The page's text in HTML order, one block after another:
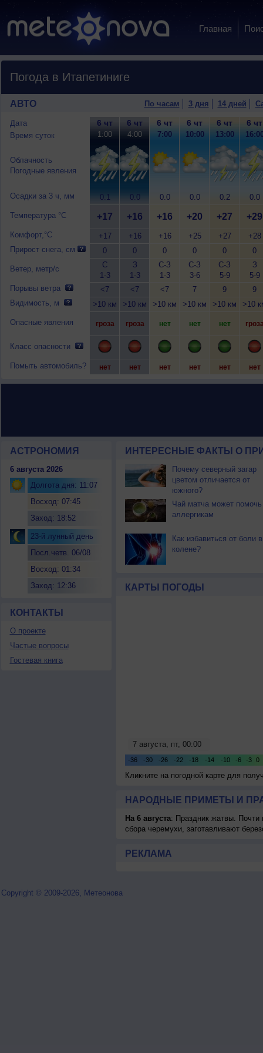
Главная
Погода в Итапетиниге
АВТО По часам 3 дня 14 дней
Дата
Время суток
Облачность
Погодные явления
Осадки за 3 ч, мм
Температура °C
Комфорт,°C
Прирост снега, см
Ветер, метр/с
Порывы ветра
Видимость, м
Опасные явления
Класс опасности
Помыть автомобиль?
6 чт
1:00
0.1
+17
+17
0
С
1-3
<7
>10 км
гроза
нет
6 чт
4:00
0.0
+16
+16
0
З
1-3
<7
>10 км
гроза
нет
6 чт
7:00
0.0
+16
+16
0
С-З
1-3
<7
>10 км
нет
нет
6 чт
10:00
0.0
+20
+25
0
С-З
3-6
7
>10 км
нет
нет
6 чт
13:00
0.2
+27
+27
0
С-З
5-9
9
>10 км
нет
нет
6 чт
0.0
+29
+28
0
З
5-9
9
>10
нет
АСТРОНОМИЯ
6 августа 2026
Долгота дня: 11:07
Восход: 07:45
Заход: 18:52
23-й лунный день
Посл.четв. 06/08
Восход: 01:34
Заход: 12:36
КОНТАКТЫ
О проекте
Частые вопросы
Гостевая книга
ИНТЕРЕСНЫЕ ФАКТЫ О
Почему северный загар
цветом отличается от
южного?
Чай матча может помочь
аллергикам
Как избавиться от боли в
колене?
КАРТЫ ПОГОДЫ
Кликните на погодной карте для
НАРОДНЫЕ ПРИМЕТЫ И
На 6 августа: Праздник жатвы. Почти
сбора черемухи, заготавливают
РЕКЛАМА
Copyright © 2009-2026, Метеонова